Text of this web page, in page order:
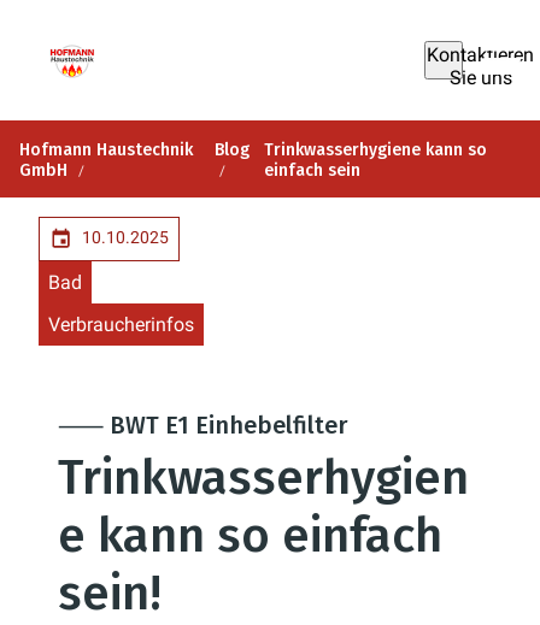
Kontaktieren
Sie uns
Hofmann Haustechnik
GmbH
Blog
Trinkwasserhygiene kann so
einfach sein
10.10.2025
Bad
Verbraucherinfos
⸺ BWT E1 Einhebelfilter
Trinkwasserhygien
e kann so einfach
sein!